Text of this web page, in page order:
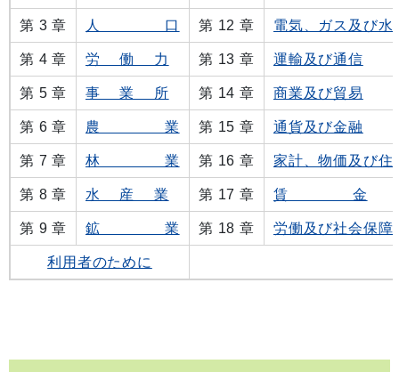
第 3 章 人 口 第 12 章 電気、ガス及び水
第 4 章 労 働 力 第 13 章 運輸及び通信
第 5 章 事 業 所 第 14 章 商業及び貿易
第 6 章 農 業 第 15 章 通貨及び金融
第 7 章 林 業 第 16 章 家計、物価及び住
第 8 章 水 産 業 第 17 章 賃 金
第 9 章 鉱 業 第 18 章 労働及び社会保障
利用者のために